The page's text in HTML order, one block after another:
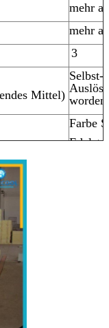
mehr
mehr
3
Mittel)
Selbst-
Farbe